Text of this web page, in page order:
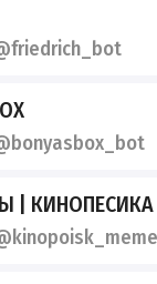
| КИНОПЕСИКА